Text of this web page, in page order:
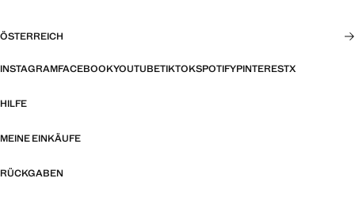
ÖSTERREICH
INSTAGRAMFACEBOOKYOUTUBETIKTOKSPOTIFYPINTERESTX
HILFE
MEINE EINKÄUFE
RÜCKGABEN